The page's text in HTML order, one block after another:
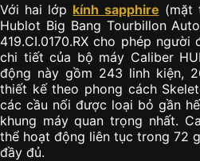
Với hai lớp kính sapphire (mặt
Hublot Big Bang Tourbillon
419.CI.0170.RX cho phép người
chi tiết của bộ máy Caliber
động này gồm 243 linh kiện,
thiết kế theo phong cách
các cầu nối được loại bỏ gần
khung máy quan trọng nhất.
thể hoạt động liên tục trong 72
đầy đủ.